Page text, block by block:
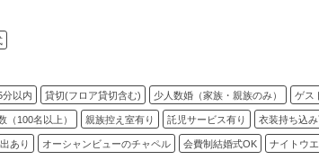
分以内 貸切(フロア貸切含む) 少人数婚（家族・親族のみ） ゲス
（100名以上） 親族控え室有り 託児サービス有り 衣装持ち込
あり オーシャンビューのチャペル 会費制結婚式OK ナイトウ